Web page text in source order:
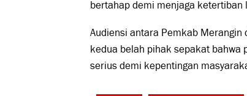
bertahap demi menjaga ketertiban
Audiensi antara Pemkab Merangin
kedua belah pihak sepakat bahwa
serius demi kepentingan